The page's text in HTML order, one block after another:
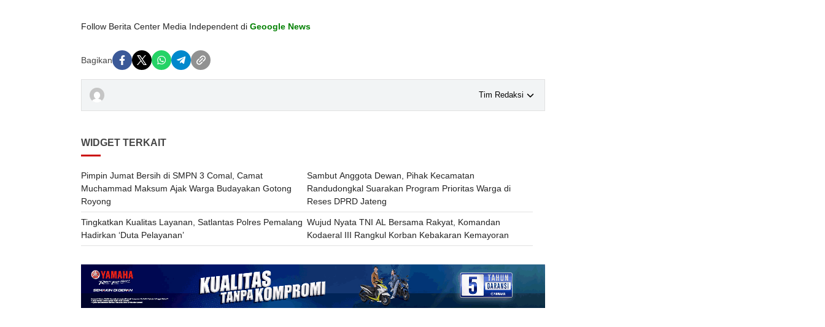
Follow Berita Center Media Independent di Geoogle News
Bagikan
Tim Redaksi
WIDGET TERKAIT
Pimpin Jumat Bersih di SMPN 3 Comal, Camat
Muchammad Maksum Ajak Warga Budayakan Gotong
Royong
Sambut Anggota Dewan, Pihak Kecamatan
Randudongkal Suarakan Program Prioritas Warga di
Reses DPRD Jateng
Tingkatkan Kualitas Layanan, Satlantas Polres Pemalang
Hadirkan ‘Duta Pelayanan’
Wujud Nyata TNI AL Bersama Rakyat, Komandan
Kodaeral III Rangkul Korban Kebakaran Kemayoran